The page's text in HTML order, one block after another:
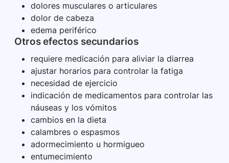
dolores musculares o articulares
dolor de cabeza
edema periférico
Otros efectos secundarios
requiere medicación para aliviar la diarrea
ajustar horarios para controlar la fatiga
necesidad de ejercicio
indicación de medicamentos para controlar las
náuseas y los vómitos
cambios en la dieta
calambres o espasmos
adormecimiento u hormigueo
entumecimiento